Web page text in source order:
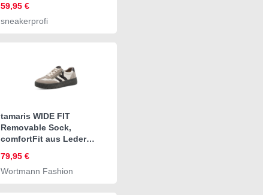
59,95 €
sneakerprofi
tamaris WIDE FIT
Removable Sock,
comfortFit aus Leder
79,95 €
Wortmann Fashion